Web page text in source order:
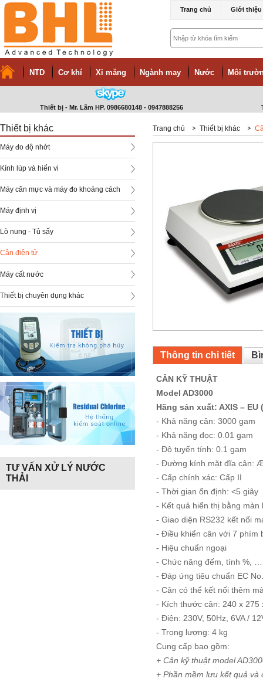
Trang chủ Giới thiệu
NTD Cơ khí Xi măng Ngành may Nước Môi
Thiết bị - Mr. Lãm HP. 0986680148 - 0947888256
Thiết bị khác
Máy đo độ nhớt
Kính lúp và hiển vi
Máy cân mực và máy đo khoảng cách
Máy định vị
Lò nung - Tủ sấy
Cân điện tử
Máy cất nước
Thiết bị chuyên dụng khác
TƯ VẤN XỬ LÝ NƯỚC
THẢI
Trang chủ Thiết bị khác
Thông tin chi tiết
CÂN KỸ THUẬT
Model AD3000
Hãng sản xuất: AXIS – EU
- Khả năng cân: 3000 gam
- Khả năng đọc: 0.01 gam
- Độ tuyến tính: 0.1 gam
- Đường kính mặt đĩa cân:
- Cấp chính xác: Cấp II
- Thời gian ổn định: <5 giây
- Kết quả hiển thị bằng màn
- Giao diện RS232 kết nối
- Điều khiển cân với 7 phím
- Hiệu chuẩn ngoại
- Chức năng đếm, tính %, …
- Đáp ứng tiêu chuẩn EC
- Cân có thể kết nối thêm
- Kích thước cân: 240 x 275
- Điện: 230V, 50Hz, 6VA /
- Trọng lượng: 4 kg
Cung cấp bao gồm:
+ Cân kỹ thuật model
+ Phần mềm lưu kết quả và